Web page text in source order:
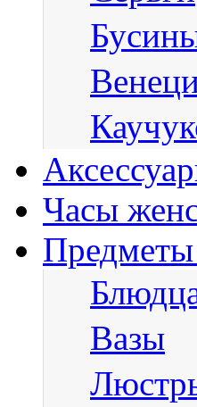
Часы
Предметы
Вазы